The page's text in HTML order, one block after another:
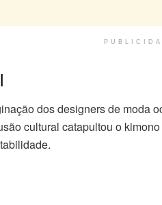
dos designers de
cultural catapultou o